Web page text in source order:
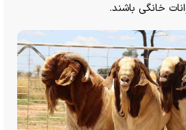
خانگی باشند.